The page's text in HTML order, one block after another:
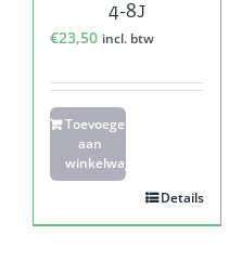
4-8J
€23,50 incl. btw
Toevoegen
aan
winkelwagen
Details